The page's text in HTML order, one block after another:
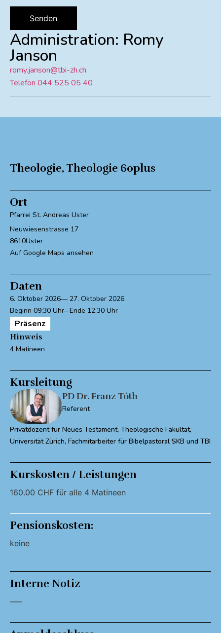
Senden
Administration: Romy
Janson
romy.janson@tbi-zh.ch
Telefon 044 525 05 40
Theologie, Theologie 60plus
Ort
Pfarrei St. Andreas Uster
Neuwiesenstrasse 17
8610Uster
Auf Google Maps ansehen
Daten
6. Oktober 2026
27. Oktober 2026
09:30
12:30
Präsenz
Hinweis
4 Matineen
Kursleitung
PD Dr. Franz Tóth
Referent
Privatdozent für Neues Testament, Theologische Fakultät,
Universität Zürich, Fachmitarbeiter für Bibelpastoral SKB und TBI
Kurskosten / Leistungen
160.00 CHF für alle 4 Matineen
Pensionskosten:
keine
Interne Notiz
—–